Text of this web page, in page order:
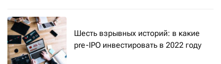
Шесть взрывных историй: в какие
pre-IPO инвестировать в 2022 году